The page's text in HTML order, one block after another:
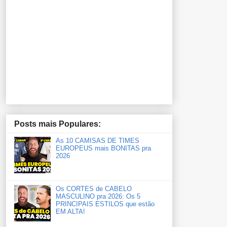
Posts mais Populares:
As 10 CAMISAS DE TIMES
EUROPEUS mais BONITAS pra
2026
Os CORTES de CABELO
MASCULINO pra 2026: Os 5
PRINCIPAIS ESTILOS que estão
EM ALTA!